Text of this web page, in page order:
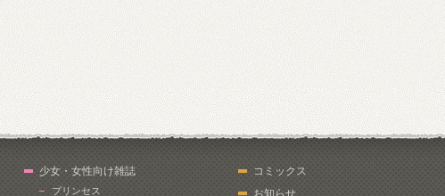
少女・女性向け雑誌
プリンセス
コミックス
お知らせ